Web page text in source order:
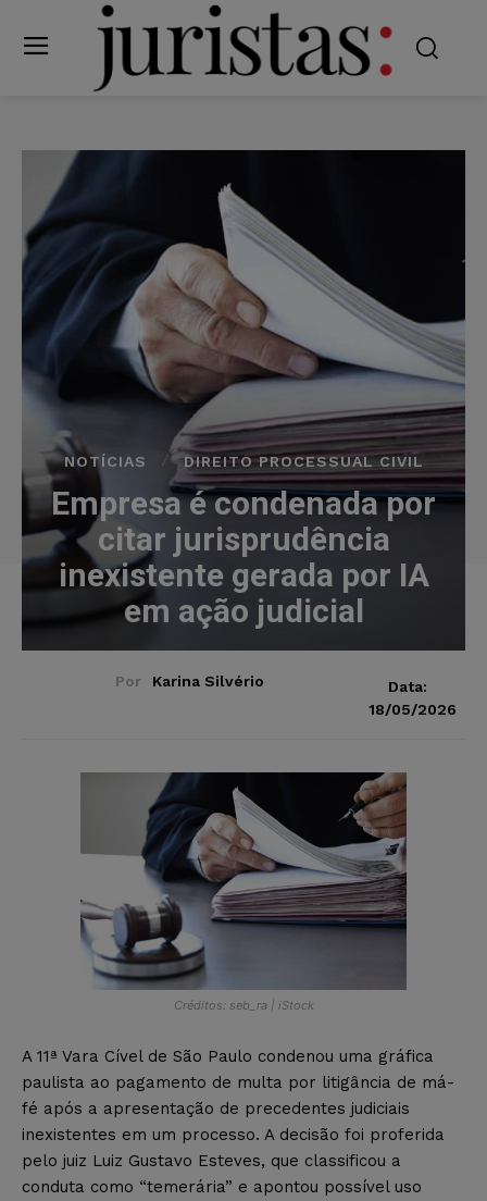
NOTÍCIAS DIREITO PROCESSUAL CIVIL
Empresa é condenada por
citar jurisprudência
inexistente gerada por IA
em ação judicial
Por Karina Silvério
Data:
18/05/2026
Créditos: seb_ra | iStock
A 11ª Vara Cível de São Paulo condenou uma gráfica
paulista ao pagamento de multa por litigância de má-
fé após a apresentação de precedentes judiciais
inexistentes em um processo. A decisão foi proferida
pelo juiz Luiz Gustavo Esteves, que classificou a
conduta como “temerária” e apontou possível uso